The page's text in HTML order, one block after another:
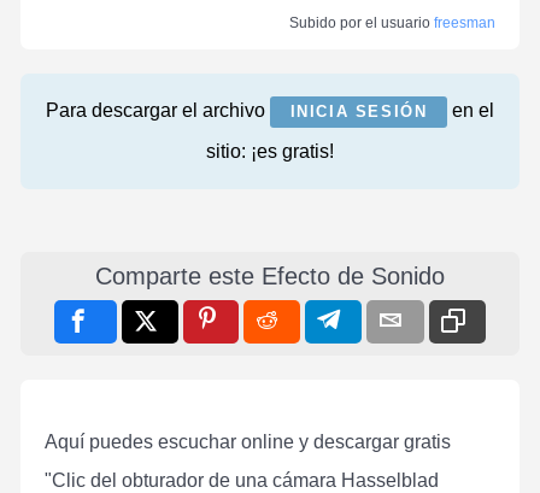
Subido por el usuario freesman
Para descargar el archivo INICIA SESIÓN
en el
sitio: ¡es gratis!
Comparte este Efecto de Sonido
Aquí puedes escuchar online y descargar gratis
"Clic del obturador de una cámara Hasselblad